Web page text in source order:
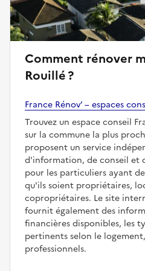
Comment rénover
Rouillé ?
France Rénov’ – espaces
Trouvez un espace conseil
sur la commune la plus
proposent un service
d'information, de conseil et
pour les particuliers ayant
qu'ils soient propriétaires,
copropriétaires. Le site
fournit également des
financières disponibles, les
pertinents selon le
professionnels.